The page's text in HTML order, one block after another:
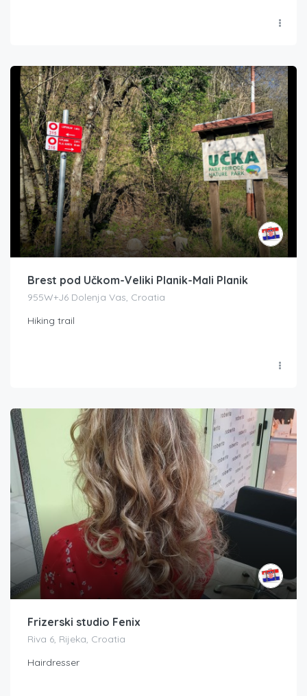
Brest pod Učkom-Veliki Planik-Mali Planik
955W+J6 Dolenja Vas, Croatia
Hiking trail
Frizerski studio Fenix
Riva 6, Rijeka, Croatia
Hairdresser